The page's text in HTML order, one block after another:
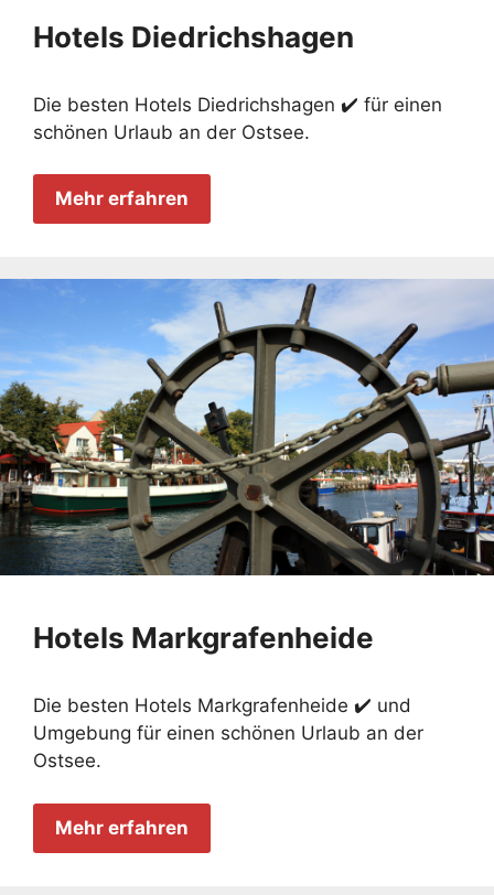
Hotels Diedrichshagen
Die besten Hotels Diedrichshagen ✔️ für einen
schönen Urlaub an der Ostsee.
Mehr erfahren
Hotels Markgrafenheide
Die besten Hotels Markgrafenheide ✔️ und
Umgebung für einen schönen Urlaub an der
Ostsee.
Mehr erfahren